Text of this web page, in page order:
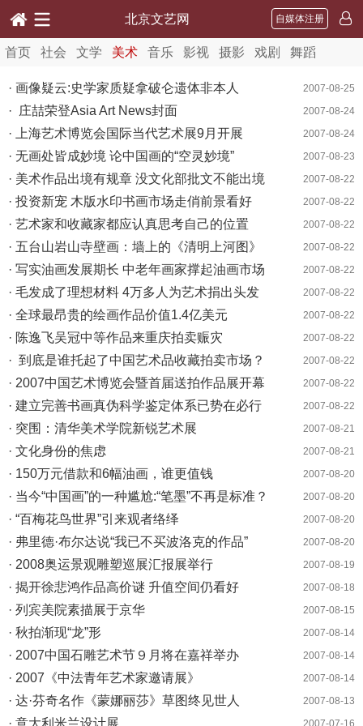
北京文艺网 自媒体注册
首页 社会 文学 美术 音乐 影视 摄影 戏剧 舞蹈
· 画像疑云:史学家质疑拿破仑遗体非本人 2007-08-25
· 庄喆荣登Asia Art News封面 2007-08-24
· 上海艺术博览会国际当代艺术展9月开展 2007-08-24
· 无画处皆成妙境 论中国画的“空灵妙境” 2007-08-23
· 美术作品出境有规章 没文化部批文不能出境 2007-08-22
· 投资新宠 木版水印书画市场走俏前景看好 2007-08-22
· 艺术家和收藏家都应认真思考自己的位置 2007-08-22
· 五台山岩山寺壁画：墙上的《清明上河图》 2007-08-22
· 写实油画发展期长 中老年画家撑起油画市场 2007-08-22
· 毛发成了理想材料 4万多人为艺术捐出头发 2007-08-22
· 全球最昂贵的绘画作品价值1.4亿美元 2007-08-22
· 陈逸飞吴冠中等作品来重庆拍卖赈灾 2007-08-22
· 到底是谁托起了中国艺术品收藏拍卖市场？ 2007-08-22
· 2007中国艺术博览会暨首届送拍作品展开幕 2007-08-22
· 建立完善书画真伪科学鉴定体系已势在必行 2007-08-22
· 突围：清华美术学院新锐艺术展 2007-08-21
· 文化身份的焦虑 2007-08-21
· 150万元借款和6幅油画，谁更值钱 2007-08-20
· 当今“中国画”的一种尴尬:“笔墨”不再是标准？ 2007-08-20
· “百梅花鸟世界”引来观者络绎 2007-08-20
· 弗里德·布尔达说“我已不买波洛克的作品” 2007-08-20
· 2008奥运景观雕塑巡展汇报展举行 2007-08-19
· 揭开徐悲鸿作品高价谜 升值空间仍看好 2007-08-18
· 列宾美院素描展于京华 2007-08-15
· 秋拍渐现“龙”形 2007-08-14
· 2007中国石雕艺术节９月将在嘉祥举办 2007-08-14
· 2007《中法青年艺术家邀请展》 2007-08-14
· 达·芬奇名作《蒙娜丽莎》草图终见世人 2007-08-13
· 意大利米兰设计展 2007-07-16